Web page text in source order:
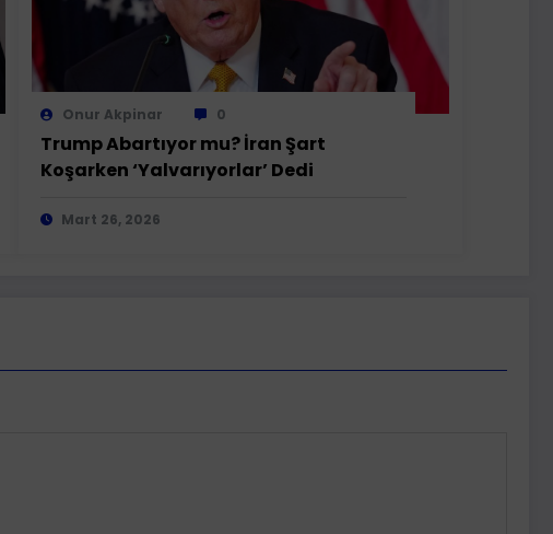
Onur Akpinar 0
Trump Abartıyor mu? İran Şart
Koşarken ‘Yalvarıyorlar’ Dedi
Mart 26, 2026